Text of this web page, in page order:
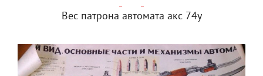
Вес патрона автомата акс 74у